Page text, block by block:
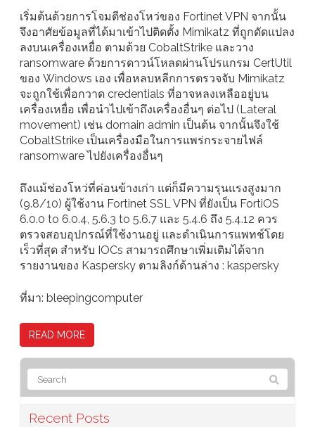
เริ่มต้นด้วยการโจมตีช่องโหว่ของ Fortinet VPN จากนั้น
จึงอาศัยข้อมูลที่ได้มาเข้าไปติดตั้ง Mimikatz ที่ถูกดัดแปลง
ลงบนเครื่องเหยื่อ ตามด้วย CobaltStrike และวาง
ransomware ด้วยการดาวน์โหลดผ่านโปรแกรม CertUtil
ของ Windows เอง เพื่อหลบหลีกการตรวจจับ Mimikatz
จะถูกใช้เพื่อกวาด credentials ที่อาจหลงเหลืออยู่บน
เครื่องเหยื่อ เพื่อนำไปเข้าถึงเครื่องอื่นๆ ต่อไป (Lateral
movement) เช่น domain admin เป็นต้น จากนั้นจึงใช้
CobaltStrike เป็นเครื่องมือในการแพร่กระจายไฟล์
ransomware ไปยังเครื่องอื่นๆ
ถึงแม้ช่องโหว่ที่ค่อนข้างเก่า แต่ก็มีความรุนแรงสูงมาก
(9.8/10) ผู้ใช้งาน Fortinet SSL VPN ที่ยังเป็น FortiOS
6.0.0 to 6.0.4, 5.6.3 to 5.6.7 และ 5.4.6 ถึง 5.4.12 ควร
ตรวจสอบอุปกรณ์ที่ใช้งานอยู่ และดำเนินการแพทช์โดย
เร็วที่สุด สำหรับ IOCs สามารถศึกษาเพิ่มเติมได้จาก
รายงานของ Kaspersky ตามลิงก์ด้านล่าง : kaspersky
ที่มา: bleepingcomputer
READ MORE
Recent Posts